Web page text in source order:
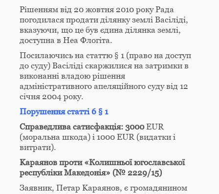
Рішенням від 20 жовтня 2010 року Рада
погодилася продати ділянку землі Васіліді,
вказуючи, що це був єдина ділянка землі,
доступна в Неа Флогіта.
Посилаючись на статтю § 1 (право на доступ
до суду) Васіліді скаржилися на затримки в
виконанні владою рішення
адміністративного апеляційного суду від 12
січня 2004 року.
Порушення статті 6 § 1
Справедлива сатисфакція: 3000EUR
(моральна шкода) і 1000 EUR (видатки і
витрати).
Kaраянов проти «Колишньої югославської
республіки Македонія» (№ 2229/15)
Заявник, Петар Kaраянов, є громадянином